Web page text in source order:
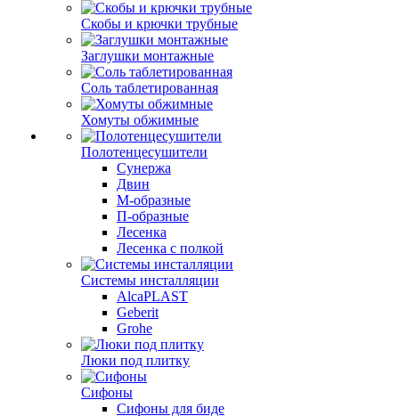
Скобы и крючки трубные
Заглушки монтажные
Соль таблетированная
Хомуты обжимные
Полотенцесушители
Сунержа
Двин
М-образные
П-образные
Лесенка
Лесенка с полкой
Системы инсталляции
AlcaPLAST
Geberit
Grohe
Люки под плитку
Сифоны
Сифoны для биде